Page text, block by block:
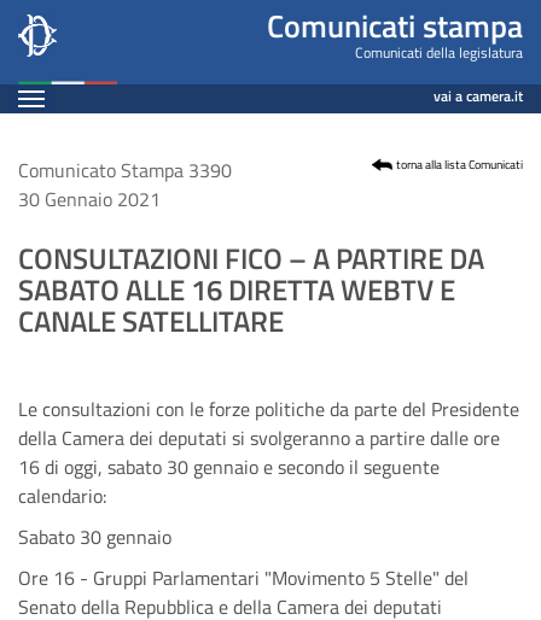
Salta
contenuto
principale
Comunicato
Leg18
n.
3390
Comunicati stampa
Comunicati della legislatura
Espandi vai a camera.it
Contenuto
Comunicato Stampa 3390
30 Gennaio 2021
CONSULTAZIONI FICO – A PARTIRE DA
SABATO ALLE 16 DIRETTA WEBTV E
CANALE SATELLITARE
Le consultazioni con le forze politiche da parte del Presidente
della Camera dei deputati si svolgeranno a partire dalle ore
16 di oggi, sabato 30 gennaio e secondo il seguente
calendario:
Sabato 30 gennaio
Ore 16 - Gruppi Parlamentari "Movimento 5 Stelle" del
Senato della Repubblica e della Camera dei deputati
torna alla lista Comunicati